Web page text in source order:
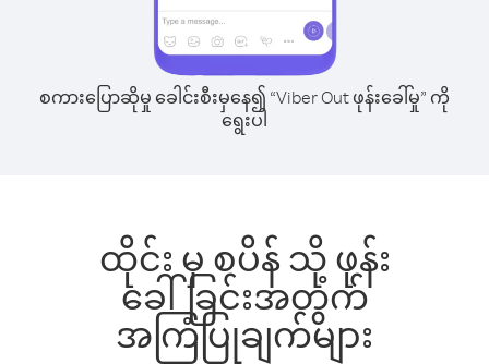
စကားပြောဆိုမှု ခေါင်းစီးမှနေ၍ “Viber Out ဖုန်းခေါ်မှု” ကို
ရွေးပါ
ထိုင်း မှ စပိန် သို့ ဖုန်း
ခေါ်ခြင်းအတွက်
အကြံပြုချက်များ